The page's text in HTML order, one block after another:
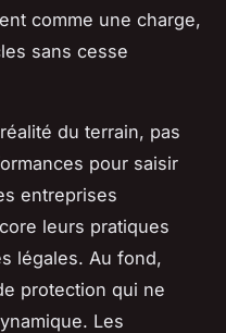
comme une charge,
sans cesse
du terrain, pas
pour saisir
entreprises
leurs pratiques
légales. Au fond,
protection qui ne
Les